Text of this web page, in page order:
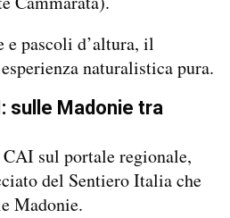
e pascoli d’altura, il
naturalistica pura.
sulle Madonie tra
sul portale regionale,
del Sentiero Italia che
Madonie.